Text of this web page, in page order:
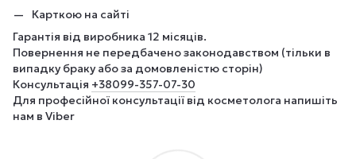
Карткою на сайті
Гарантія від виробника 12 місяців.
Повернення не передбачено законодавством (тільки в
випадку браку або за домовленістю сторін)
Консультація +38099-357-07-30
Для професійної консультації від косметолога напишіть
нам в Viber